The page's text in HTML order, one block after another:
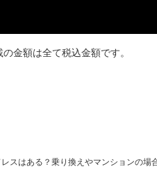
金額は全て税込金額です。
スはある？乗り換えやマンションの場